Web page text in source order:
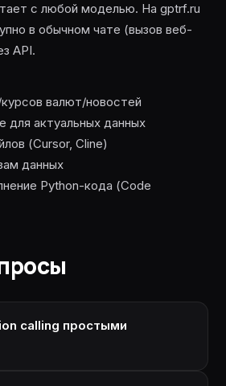
с любой моделью. На gptrf.ru
в обычном чате (вызов веб-
API.
валют/новостей
для актуальных данных
(Cursor, Cline)
данных
Python-кода (Code
calling простыми